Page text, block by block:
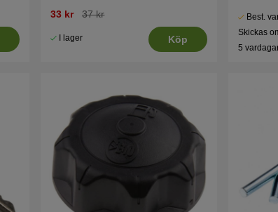
33 kr 37 kr
I lager Köp
Best.
Skickas
5